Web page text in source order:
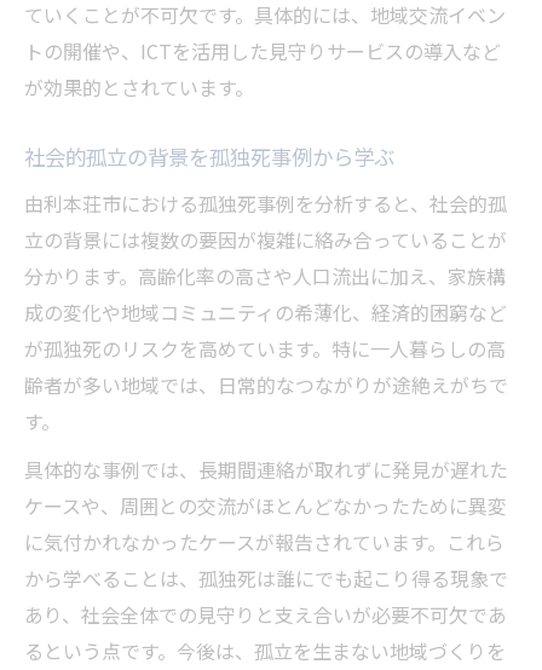
ていくことが不可欠です。具体的には、地域交流イベン
トの開催や、ICTを活用した見守りサービスの導入など
が効果的とされています。
社会的孤立の背景を孤独死事例から学ぶ
由利本荘市における孤独死事例を分析すると、社会的孤
立の背景には複数の要因が複雑に絡み合っていることが
分かります。高齢化率の高さや人口流出に加え、家族構
成の変化や地域コミュニティの希薄化、経済的困窮など
が孤独死のリスクを高めています。特に一人暮らしの高
齢者が多い地域では、日常的なつながりが途絶えがちで
す。
具体的な事例では、長期間連絡が取れずに発見が遅れた
ケースや、周囲との交流がほとんどなかったために異変
に気付かれなかったケースが報告されています。これら
から学べることは、孤独死は誰にでも起こり得る現象で
あり、社会全体での見守りと支え合いが必要不可欠であ
るという点です。今後は、孤立を生まない地域づくりを